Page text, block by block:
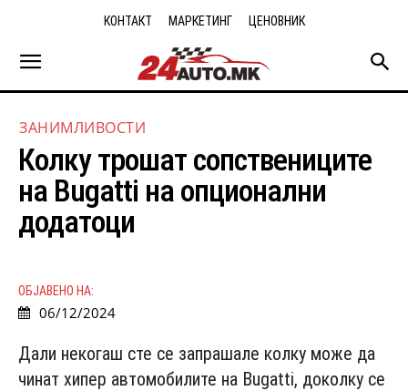
КОНТАКТ МАРКЕТИНГ ЦЕНОВНИК
ЗАНИМЛИВОСТИ
Колку трошат сопствениците
на Bugatti на опционални
додатоци
ОБЈАВЕНО НА:
06/12/2024
Дали некогаш сте се запрашале колку може да
чинат хипер автомобилите на Bugatti, доколку се